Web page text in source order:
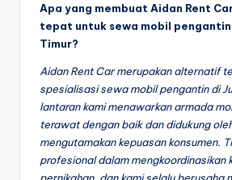
Apa yang membuat Aidan Rent
tepat untuk sewa mobil pengantin
Timur?
Aidan Rent Car merupakan alternatif
spesialisasi sewa mobil pengantin di
lantaran kami menawarkan armada
terawat dengan baik dan didukung
mengutamakan kepuasan konsumen.
profesional dalam mengkoordinasikan
pernikahan, dan kami selalu berusaha